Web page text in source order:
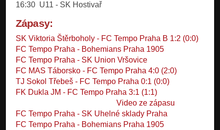
16:30 U11 - SK Hostivař
Zápasy:
SK Viktoria Štěrboholy - FC Tempo Praha B 1:2 (0:0)
FC Tempo Praha - Bohemians Praha 1905
FC Tempo Praha - SK Union Vršovice
FC MAS Táborsko - FC Tempo Praha 4:0 (2:0)
TJ Sokol Třebeš - FC Tempo Praha 0:1 (0:0)
FK Dukla JM - FC Tempo Praha 3:1 (1:1)
Video ze zápasu
FC Tempo Praha - SK Uhelné sklady Praha
FC Tempo Praha - Bohemians Praha 1905